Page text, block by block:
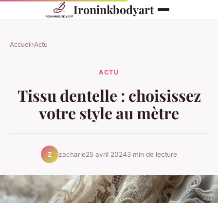
Ironinkbodyart
Accueil›Actu
ACTU
Tissu dentelle : choisissez
votre style au mètre
Z zacharie25 avril 20243 min de lecture